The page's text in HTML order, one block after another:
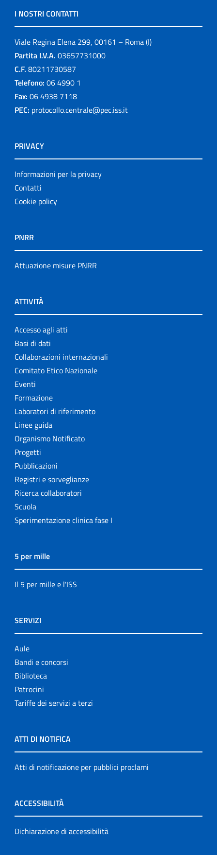
I NOSTRI CONTATTI
Viale Regina Elena 299, 00161 – Roma (I)
Partita I.V.A. 03657731000
C.F. 80211730587
Telefono: 06 4990 1
Fax: 06 4938 7118
PEC: protocollo.centrale@pec.iss.it
PRIVACY
Informazioni per la privacy
Contatti
Cookie policy
PNRR
Attuazione misure PNRR
ATTIVITÀ
Accesso agli atti
Basi di dati
Collaborazioni internazionali
Comitato Etico Nazionale
Eventi
Formazione
Laboratori di riferimento
Linee guida
Organismo Notificato
Progetti
Pubblicazioni
Registri e sorveglianze
Ricerca collaboratori
Scuola
Sperimentazione clinica fase I
5 per mille
Il 5 per mille e l'ISS
SERVIZI
Aule
Bandi e concorsi
Biblioteca
Patrocini
Tariffe dei servizi a terzi
ATTI DI NOTIFICA
Atti di notificazione per pubblici proclami
ACCESSIBILITÀ
Dichiarazione di accessibilità